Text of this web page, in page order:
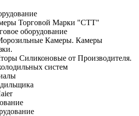
Торговой Марки "СТТ"
оборудование
Камеры. Камеры
Силиконовые от Производителя.
систем